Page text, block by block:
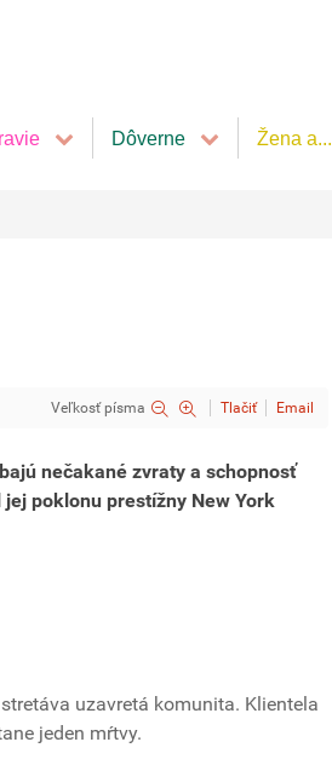
Dôverne Žena a...
Veľkosť písma Tlačiť Email
nečakané zvraty a schopnosť
jej poklonu prestížny New York
uzavretá komunita. Klientela
jeden mŕtvy.